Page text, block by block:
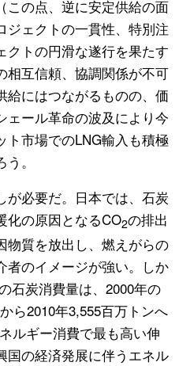
この点、逆に安定供給の面
ジェクトの一貫性、特別注
クトの円滑な遂行を果たす
相互信頼、協調関係が不可
給にはつながるものの、価
ェール革命の波及により今
ト市場でのLNG輸入も積極
。
が必要だ。日本では、石炭
化の原因となるCO2の排出
物質を放出し、燃えがらの
者のイメージが強い。しか
石炭消費量は、2000年の
ら2010年3,555百万トンへ
ルギー消費で最も高い伸
国の経済発展に伴うエネル